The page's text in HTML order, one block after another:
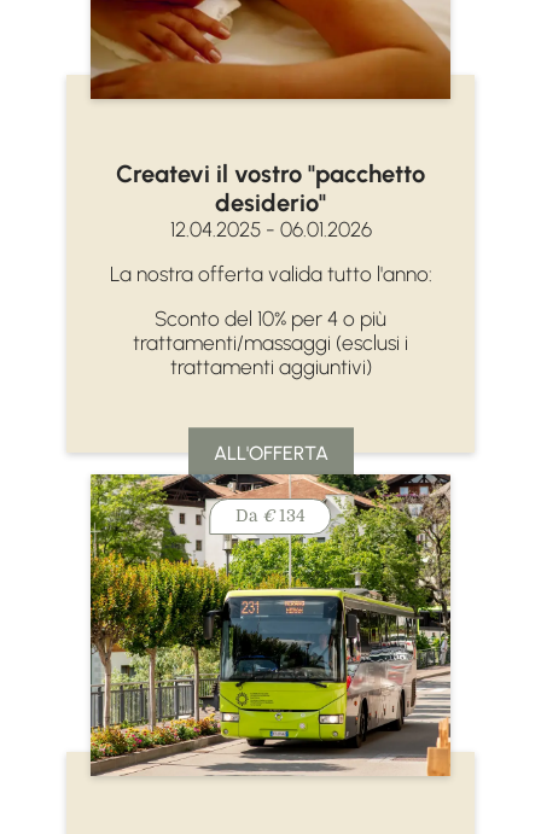
Createvi il vostro "pacchetto
desiderio"
12.04.2025 - 06.01.2026
La nostra offerta valida tutto l'anno:
Sconto del 10% per 4 o più
trattamenti/massaggi (esclusi i
trattamenti aggiuntivi)
ALL'OFFERTA
Da €134